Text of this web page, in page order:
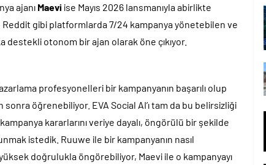
ajanı Maevi ise Mayıs 2026 lansmanıyla abirlikte
Reddit gibi platformlarda 7/24 kampanya yönetebilen ve
otonom bir ajan olarak öne çıkıyor.
profesyonelleri bir kampanyanın başarılı olup
öğrenebiliyor. EVA Social AI’ı tam da bu belirsizliği
kararlarını veriye dayalı, öngörülü bir şekilde
istedik. Ruuwe ile bir kampanyanın nasıl
doğrulukla öngörebiliyor, Maevi ile o kampanyayı